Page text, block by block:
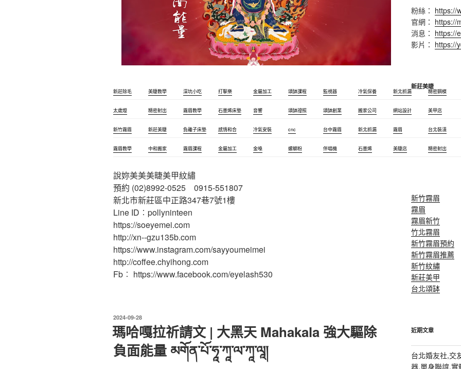
新莊除毛 美睫教學 深坑小吃 打擊樂 金屬加工 頌缽課程 監視器 冷氣保養 新北抓漏 精密鋼模
太歲燈 精密射出 霧眉教學 石墨烯床墊 音響 頌缽證照 頌缽創業 搬家公司 網站設計 美甲店
新竹霧眉 新莊美睫 負離子床墊 感情和合 冷氣安裝 cnc 台中霧眉 新北抓漏 霧眉 台北裝潢
霧眉教學 中和搬家 霧眉課程 金屬加工 金嗓 螺螄粉 伴唱機 石墨烯 美睫店 精密射出
說妳美美美睫美甲紋繡
預約 (02)8992-0525 0915-551807
新北市新莊區中正路347巷7號1樓
Line ID︰pollyninteen
https://soeyemei.com
http://xn--gzu135b.com
https://www.instagram.com/sayyoumeimei
http://coffee.chyihong.com
Fb︰ https://www.facebook.com/eyelash530
發
佈
於
2024-09-28
瑪哈嘎拉祈請文 | 大黑天 Mahakala 強大驅除
負面能量 མགོན་པོ་ཧཱ་ཀཱ་ལ་ཀཱ་ལཱ།
粉絲： https://
官網： https://
消息： https://
影片： https://
新莊美睫
新竹霧眉
霧眉
霧眉新竹
竹北霧眉
新竹霧眉預約
新竹霧眉推薦
新竹紋繡
新莊美甲
台北頌缽
近期文章
台北婚友社,交
器,單身聯誼,